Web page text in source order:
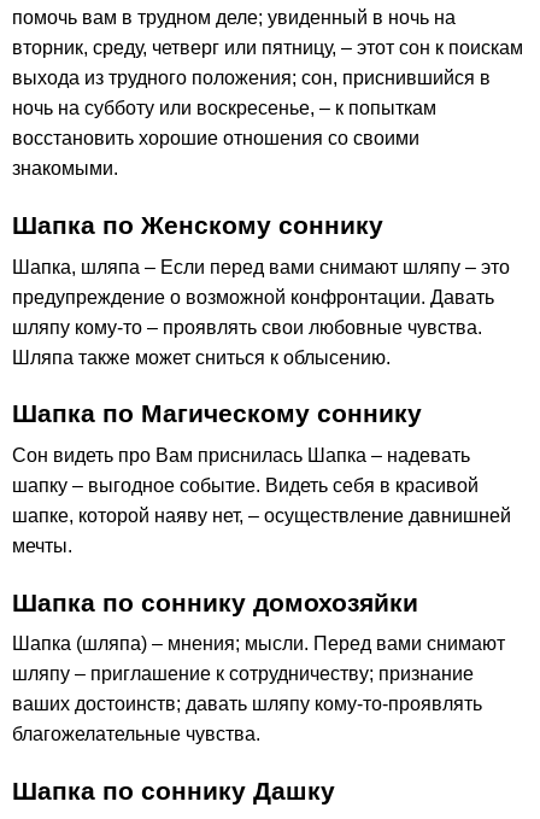
помочь вам в трудном деле; увиденный в ночь на
вторник, среду, четверг или пятницу, – этот сон к поискам
выхода из трудного положения; сон, приснившийся в
ночь на субботу или воскресенье, – к попыткам
восстановить хорошие отношения со своими
знакомыми.
Шапка по Женскому соннику
Шапка, шляпа – Если перед вами снимают шляпу – это
предупреждение о возможной конфронтации. Давать
шляпу кому-то – проявлять свои любовные чувства.
Шляпа также может сниться к облысению.
Шапка по Магическому соннику
Сон видеть про Вам приснилась Шапка – надевать
шапку – выгодное событие. Видеть себя в красивой
шапке, которой наяву нет, – осуществление давнишней
мечты.
Шапка по соннику домохозяйки
Шапка (шляпа) – мнения; мысли. Перед вами снимают
шляпу – приглашение к сотрудничеству; признание
ваших достоинств; давать шляпу кому-то-проявлять
благожелательные чувства.
Шапка по соннику Дашку